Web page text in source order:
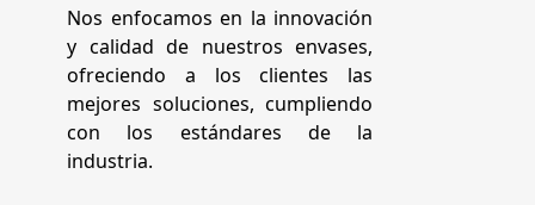
Nos enfocamos en la innovación
y calidad de nuestros envases,
ofreciendo a los clientes las
mejores soluciones, cumpliendo
con los estándares de la
industria.